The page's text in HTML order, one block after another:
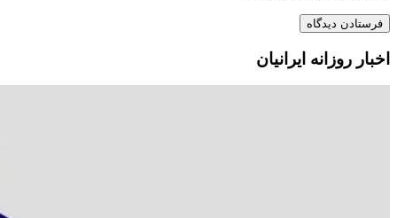
اخبار روزانه ایرانیان